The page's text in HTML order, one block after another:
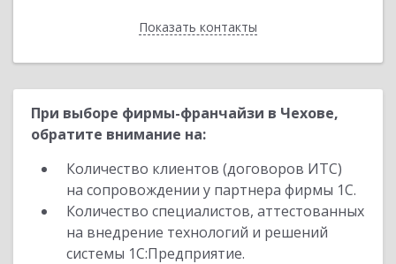
Показать контакты
Назад
При выборе фирмы-франчайзи в Чехове,
обратите внимание на:
Количество клиентов (договоров ИТС)
на сопровождении у партнера фирмы 1С.
Количество специалистов, аттестованных
на внедрение технологий и решений
системы 1С:Предприятие.